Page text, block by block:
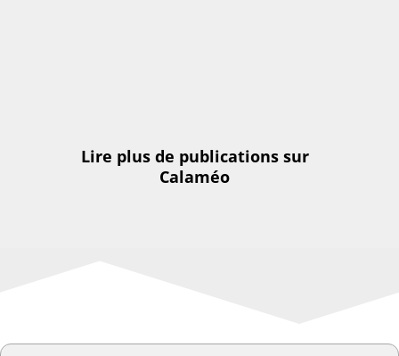
Lire plus de publications sur
Calaméo